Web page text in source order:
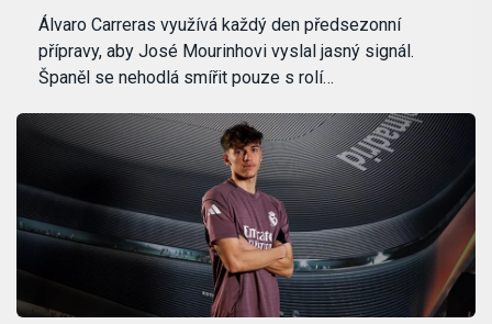
Álvaro Carreras využívá každý den předsezonní
přípravy, aby José Mourinhovi vyslal jasný signál.
Španěl se nehodlá smířit pouze s rolí…